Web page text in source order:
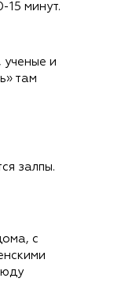
15 минут.
ученые и
там
залпы.
с